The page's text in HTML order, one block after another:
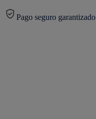
Pago seguro garantizado